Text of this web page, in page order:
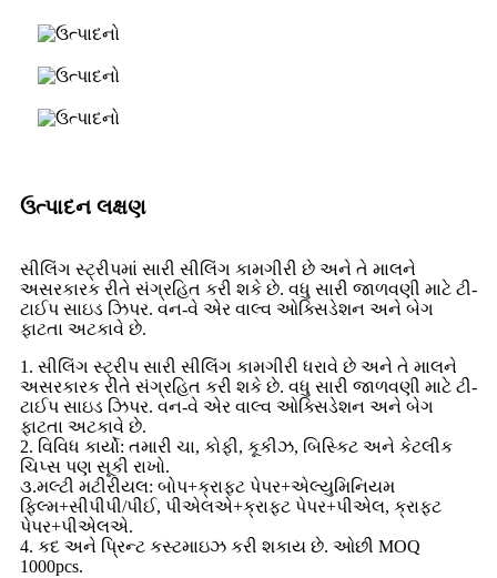
ઉત્પાદન લક્ષણ
સીલિંગ સ્ટ્રીપમાં સારી સીલિંગ કામગીરી છે અને તે માલને
અસરકારક રીતે સંગ્રહિત કરી શકે છે. વધુ સારી જાળવણી માટે ટી-
ટાઈપ સાઇડ ઝિપર. વન-વે એર વાલ્વ ઓક્સિડેશન અને બેગ
ફાટતા અટકાવે છે.
1. સીલિંગ સ્ટ્રીપ સારી સીલિંગ કામગીરી ધરાવે છે અને તે માલને
અસરકારક રીતે સંગ્રહિત કરી શકે છે. વધુ સારી જાળવણી માટે ટી-
ટાઈપ સાઇડ ઝિપર. વન-વે એર વાલ્વ ઓક્સિડેશન અને બેગ
ફાટતા અટકાવે છે.
2. વિવિધ કાર્યો: તમારી ચા, કોફી, કૂકીઝ, બિસ્કિટ અને કેટલીક
ચિપ્સ પણ સૂકી રાખો.
૩.મલ્ટી મટીરીયલ: બોપ+ક્રાફ્ટ પેપર+એલ્યુમિનિયમ
ફિલ્મ+સીપીપી/પીઈ, પીએલએ+ક્રાફ્ટ પેપર+પીએલ, ક્રાફ્ટ
પેપર+પીએલએ.
4. કદ અને પ્રિન્ટ કસ્ટમાઇઝ કરી શકાય છે. ઓછી MOQ
1000pcs.